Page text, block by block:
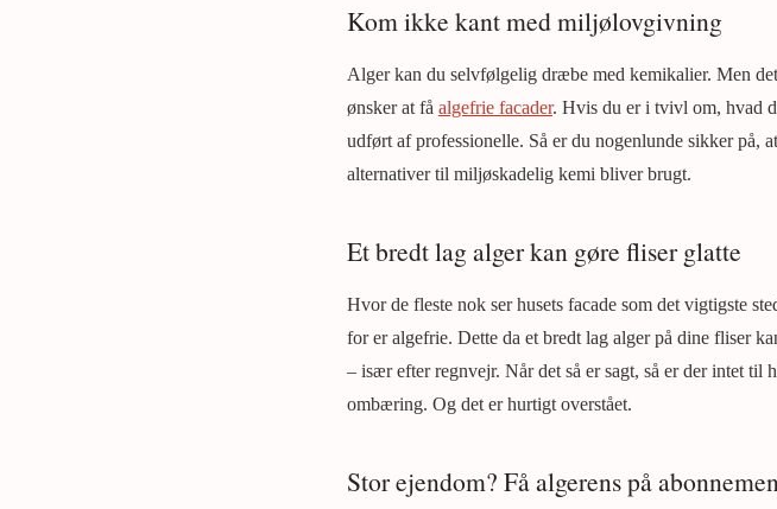
Kom ikke kant med miljølovgivning
Alger kan du selvfølgelig dræbe med kemikalier. Men
ønsker at få algefrie facader. Hvis du er i tvivl om, hvad
udført af professionelle. Så er du nogenlunde sikker på,
alternativer til miljøskadelig kemi bliver brugt.
Et bredt lag alger kan gøre fliser glatte
Hvor de fleste nok ser husets facade som det vigtigste
for er algefrie. Dette da et bredt lag alger på dine fliser
– især efter regnvejr. Når det så er sagt, så er der intet til
ombæring. Og det er hurtigt overstået.
Stor ejendom? Få algerens på